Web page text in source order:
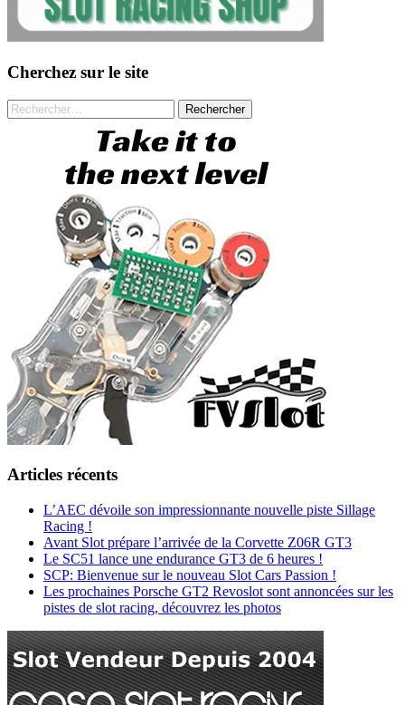
Cherchez sur le site
Rechercher :
Articles récents
L’AEC dévoile son impressionnante nouvelle piste Sillage
Racing !
Avant Slot prépare l’arrivée de la Corvette Z06R GT3
Le SC51 lance une endurance GT3 de 6 heures !
SCP: Bienvenue sur le nouveau Slot Cars Passion !
Les prochaines Porsche GT2 Revoslot sont annoncées sur les
pistes de slot racing, découvrez les photos